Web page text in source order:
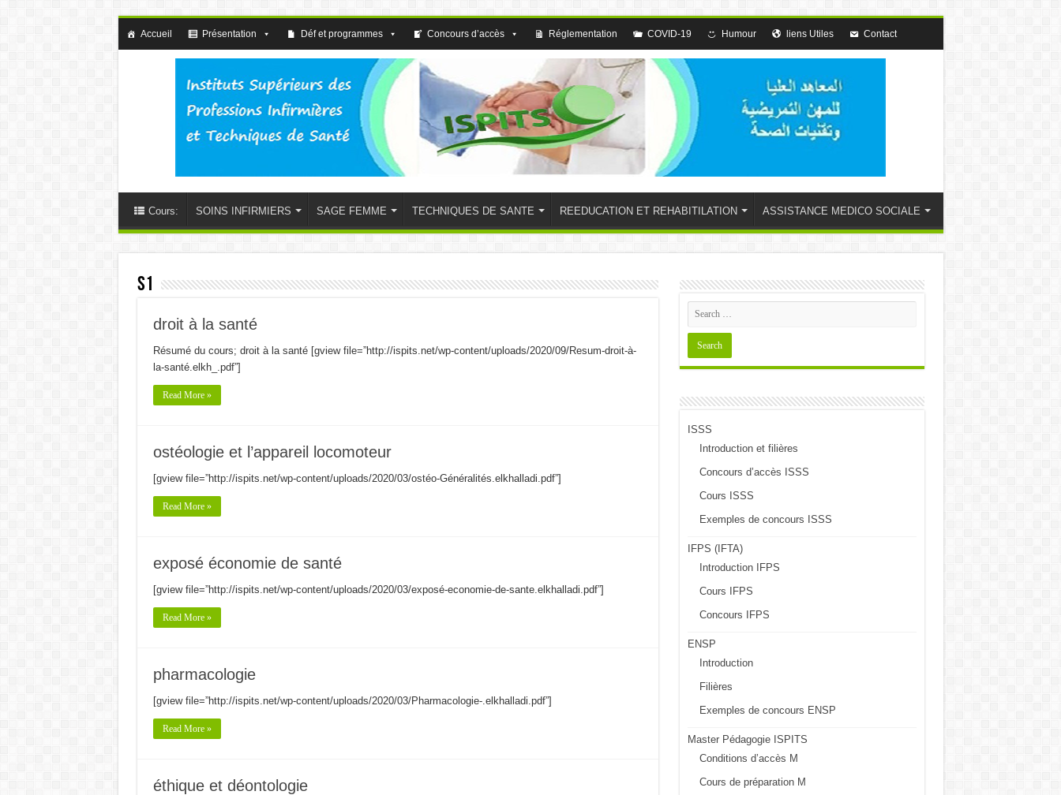
Accueil Présentation Déf et programmes Concours d’accès Réglementation COVID-19 Humour liens Utiles Contact
Cours: SOINS INFIRMIERS SAGE FEMME TECHNIQUES DE SANTE REEDUCATION ET REHABITILATION ASSISTANCE MEDICO SOCIALE
S1
droit à la santé
Résumé du cours; droit à la santé [gview file=”http://ispits.net/wp-content/uploads/2020/09/Resum-droit-à-
la-santé.elkh_.pdf”]
Read More »
ostéologie et l’appareil locomoteur
[gview file=”http://ispits.net/wp-content/uploads/2020/03/ostéo-Généralités.elkhalladi.pdf”]
Read More »
exposé économie de santé
[gview file=”http://ispits.net/wp-content/uploads/2020/03/exposé-economie-de-sante.elkhalladi.pdf”]
Read More »
pharmacologie
[gview file=”http://ispits.net/wp-content/uploads/2020/03/Pharmacologie-.elkhalladi.pdf”]
Read More »
éthique et déontologie
ISSS
Introduction et filières
Concours d’accès ISSS
Cours ISSS
Exemples de concours ISSS
IFPS (IFTA)
Introduction IFPS
Cours IFPS
Concours IFPS
ENSP
Introduction
Filières
Exemples de concours ENSP
Master Pédagogie ISPITS
Conditions d’accès M
Cours de préparation M